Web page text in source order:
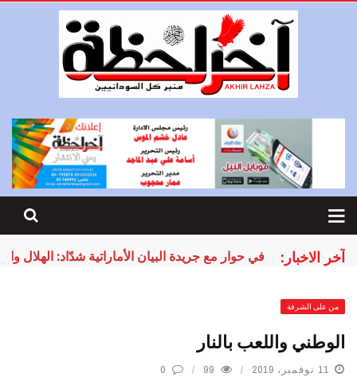
آخر الاخبار: في حوار مع جريدة البيان الأماراتية شدّاد: الهلال
من على الشرفة
الوطني واللعب بالنار
11 نوفمبر، 2019 99
0